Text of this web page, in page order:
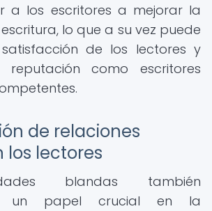
a los escritores a mejorar la
lo que a su vez puede
de los lectores y
reputación como escritores
de relaciones
los lectores
blandas también
un papel crucial en la